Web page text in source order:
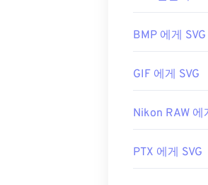
또한 SVG는
플러그인용
세요. SVG를
BMP 에게 SVG
GIF 에게 SVG
Nikon RAW 에
PTX 에게 SVG